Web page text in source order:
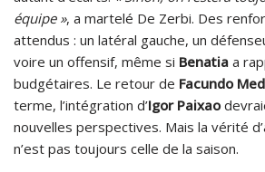
équipe », a martelé De Zerbi. Des
attendus : un latéral gauche, un
voire un offensif, même si Benatia a
budgétaires. Le retour de Facundo
terme, l’intégration d’Igor Paixao
nouvelles perspectives. Mais la vérité
n’est pas toujours celle de la saison.